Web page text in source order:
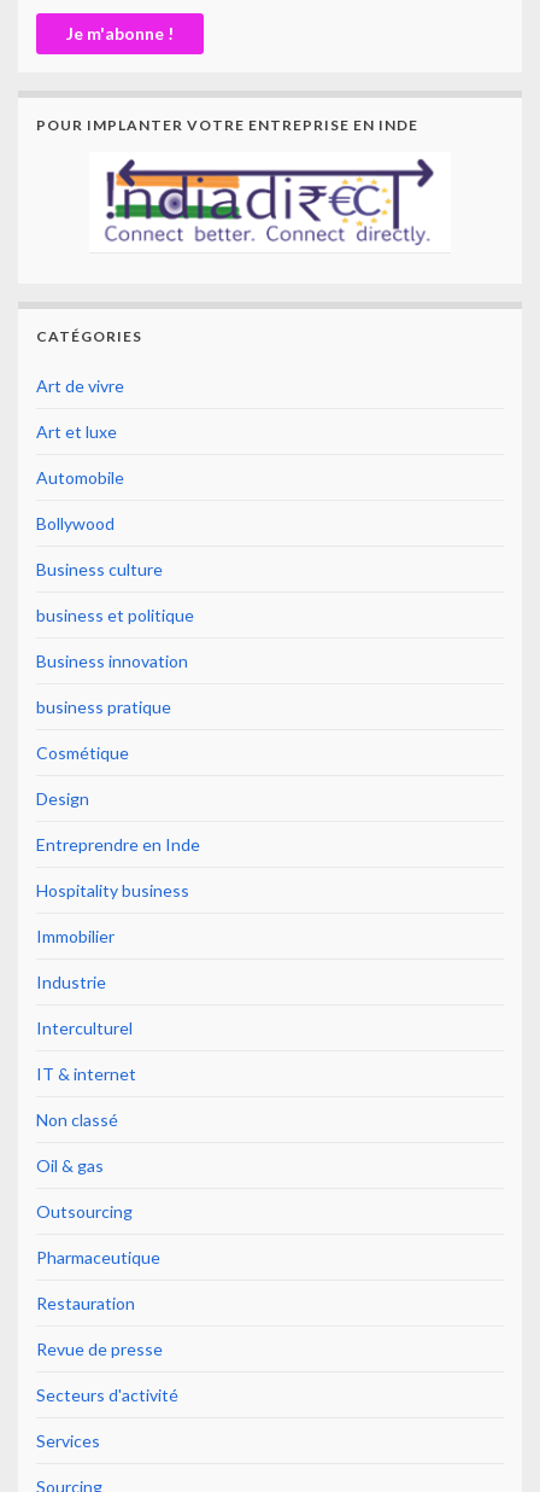
POUR IMPLANTER VOTRE ENTREPRISE EN INDE
CATÉGORIES
Art de vivre
Art et luxe
Automobile
Bollywood
Business culture
business et politique
Business innovation
business pratique
Cosmétique
Design
Entreprendre en Inde
Hospitality business
Immobilier
Industrie
Interculturel
IT & internet
Non classé
Oil & gas
Outsourcing
Pharmaceutique
Restauration
Revue de presse
Secteurs d'activité
Services
Sourcing